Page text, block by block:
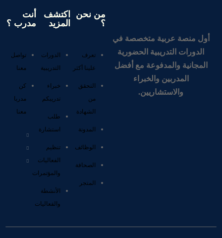
أول منصة عربية متخصصة في
الدورات التدريبية الحضورية
المجانية والمدفوعة مع أفضل
المدربين والخبراء
والاستشاريين.
من نحن
؟
تعرف
علينا أكثر
التحقق
من
الشهادة
المدونة
الوظائف
الصحافة
المتجر
اكتشف
المزيد
الدورات
التدريبية
خبراء
تدريبكم
طلب
استشارة
تنظيم
الفعاليات
والمؤتمرات
الأنشطة
والفعاليات
أنت
مدرب ؟
تواصل
معنا
كن
مدربا
معنا